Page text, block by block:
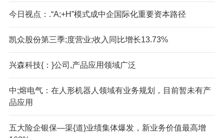
今日视点：.“A;+H”模式成中企国际化重要资本路径
凯众股份第三季;度营业;收入同比增长13.73%
兴森科技{：}公司,产品应用领域广泛
中;熔电气：在人形机器人领域有业务规划，目前暂未有产
品应用
五大险企银保—渠{道}业绩集体爆发，新业务价值最高增